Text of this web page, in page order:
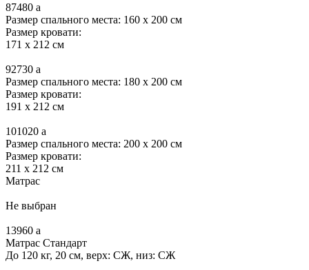
87480 a
Размер спального места: 160 x 200 см
Размер кровати:
171 x 212 см
92730 a
Размер спального места: 180 x 200 см
Размер кровати:
191 x 212 см
101020 a
Размер спального места: 200 x 200 см
Размер кровати:
211 x 212 см
Матрас
Не выбран
13960 a
Матрас Стандарт
До 120 кг, 20 см, верх: СЖ, низ: СЖ